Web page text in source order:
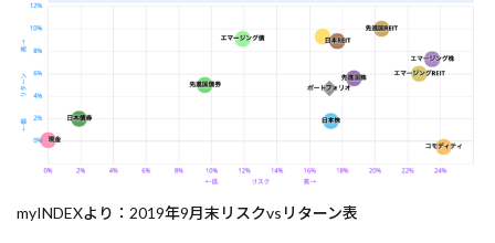
myINDEXより：2019年9月末リスクvsリターン表